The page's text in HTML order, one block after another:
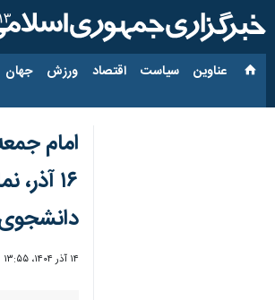
عناوین‌ سیاست اقتصاد ورزش جهان
امام
۱۶
۱۴ آذر ۱۴۰۴، ۱۳:۵۵